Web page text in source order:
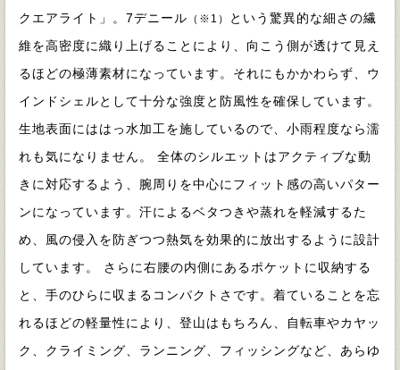
クエアライト」。7デニール （※1）
という驚異的な細さの繊
維を高密度に織り上げることにより、向こう側が透けて見え
るほどの極薄素材になっています。それにもかかわらず、ウ
インドシェルとして十分な強度と防風性を確保しています。
生地表面にははっ水加工を施しているので、小雨程度なら濡
れも気になりません。 全体のシルエットはアクティブな動
きに対応するよう、腕周りを中心にフィット感の高いパター
ンになっています。汗によるベタつきや蒸れを軽減するた
め、風の侵入を防ぎつつ熱気を効果的に放出するように設計
しています。 さらに右腰の内側にあるポケットに収納する
と、手のひらに収まるコンパクトさです。着ていることを忘
れるほどの軽量性により、登山はもちろん、自転車やカヤッ
ク、クライミング、ランニング、フィッシングなど、あらゆ